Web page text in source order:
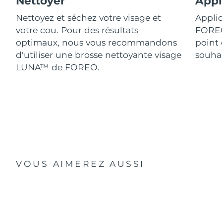
Nettoyez et séchez votre visage et
votre cou. Pour des résultats
optimaux, nous vous recommandons
d'utiliser une brosse nettoyante visage
LUNA™ de FOREO.
point
VOUS AIMEREZ AUSSI